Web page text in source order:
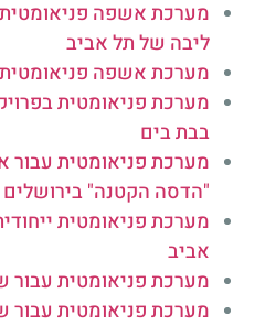
ליבה של תל אביב
מערכת אשפה פניאומטית
מערכת פניאומטית
בבת בים
מערכת פניאומטית עבור
"הדסה הקטנה" בירושלים
מערכת פניאומטית
אביב
מערכת פניאומטית עבור
מערכת פניאומטית עבור